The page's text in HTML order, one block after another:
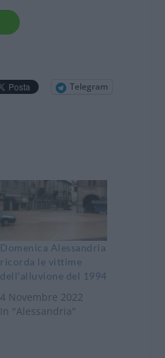
Telegram
Domenica Alessandria
ricorda le vittime
dell’alluvione del 1994
4 Novembre 2022
In "Alessandria"